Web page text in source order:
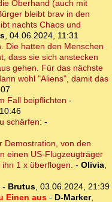
Oberhand (auch mit
bleibt brav in den
nachts Chaos und
, 04.06.2024, 11:31
Die hatten den Menschen
dass sie sich anstecken
gehen. Für das nächste
wohl "Aliens", damit das
Fall beipflichten -
schärfen: -
Demostration, von den
einen US-Flugzeugträger
1 x überflogen. - Olivia,
- Brutus, 03.06.2024, 21:39
Einen aus- D-Marker,